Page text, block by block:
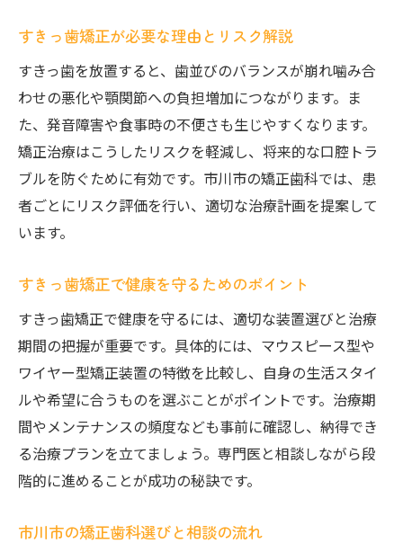
の重要性
治療計画の立案と装置選びの進め方
市川市の矯正歯科で通院頻度をチェック
費用や期間の相場から考える矯正選びのコツ
すきっ歯矯正の費用相場と選び方のポイン
ト
治療期間や調整費用の違いを比較検討
費用対効果を意識した矯正装置の選定術
すきっ歯矯正で失敗しないための費用確認
保険適用の条件とすきっ歯矯正の実際
すきっ歯矯正は保険適用できるのか解説
保険適用となるすきっ歯治療の条件を確認
自費と保険の違いを知るすきっ歯矯正の選
び方
保険と自費を比較した費用シミュレーショ
すきっ歯矯正が必要な理由とリスク解説
すきっ歯を放置すると、歯並びのバランスが崩れ噛み合
わせの悪化や顎関節への負担増加につながります。ま
た、発音障害や食事時の不便さも生じやすくなります。
矯正治療はこうしたリスクを軽減し、将来的な口腔トラ
ブルを防ぐために有効です。市川市の矯正歯科では、患
者ごとにリスク評価を行い、適切な治療計画を提案して
います。
すきっ歯矯正で健康を守るためのポイント
すきっ歯矯正で健康を守るには、適切な装置選びと治療
期間の把握が重要です。具体的には、マウスピース型や
ワイヤー型矯正装置の特徴を比較し、自身の生活スタイ
ルや希望に合うものを選ぶことがポイントです。治療期
間やメンテナンスの頻度なども事前に確認し、納得でき
る治療プランを立てましょう。専門医と相談しながら段
階的に進めることが成功の秘訣です。
市川市の矯正歯科選びと相談の流れ